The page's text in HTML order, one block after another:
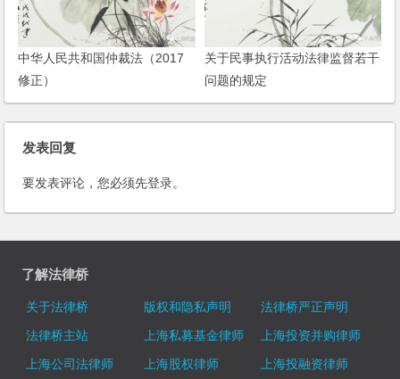
中华人民共和国仲裁法（2017
修正）
关于民事执行活动法律监督若干
问题的规定
发表回复
要发表评论，您必须先登录。
了解法律桥
关于法律桥 版权和隐私声明
法律桥严正声明
法律桥主站
上海私募基金律师
上海投资并购律师
上海公司法律师
上海股权律师
上海投融资律师